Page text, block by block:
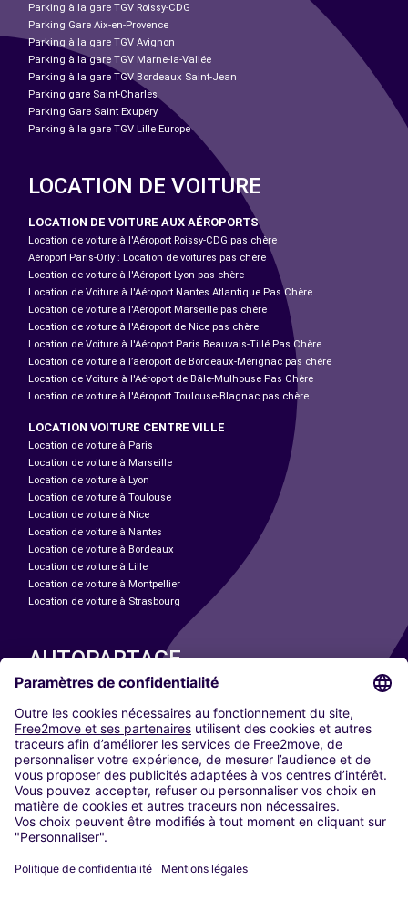
Parking à la gare TGV Roissy-CDG
Parking Gare Aix-en-Provence
Parking à la gare TGV Avignon
Parking à la gare TGV Marne-la-Vallée
Parking à la gare TGV Bordeaux Saint-Jean
Parking gare Saint-Charles
Parking Gare Saint Exupéry
Parking à la gare TGV Lille Europe
LOCATION DE VOITURE
LOCATION DE VOITURE AUX AÉROPORTS
Location de voiture à l'Aéroport Roissy-CDG pas chère
Aéroport Paris-Orly : Location de voitures pas chère
Location de voiture à l'Aéroport Lyon pas chère
Location de Voiture à l'Aéroport Nantes Atlantique Pas Chère
Location de voiture à l'Aéroport Marseille pas chère
Location de voiture à l'Aéroport de Nice pas chère
Location de Voiture à l'Aéroport Paris Beauvais-Tillé Pas Chère
Location de voiture à l’aéroport de Bordeaux-Mérignac pas chère
Location de Voiture à l'Aéroport de Bâle-Mulhouse Pas Chère
Location de voiture à l'Aéroport Toulouse-Blagnac pas chère
LOCATION VOITURE CENTRE VILLE
Location de voiture à Paris
Location de voiture à Marseille
Location de voiture à Lyon
Location de voiture à Toulouse
Location de voiture à Nice
Location de voiture à Nantes
Location de voiture à Bordeaux
Location de voiture à Lille
Location de voiture à Montpellier
Location de voiture à Strasbourg
AUTOPARTAGE
Paris
Madrid
Washington DC
Milan
Rome
Turin
Vienne
Berlin
Düsseldorf